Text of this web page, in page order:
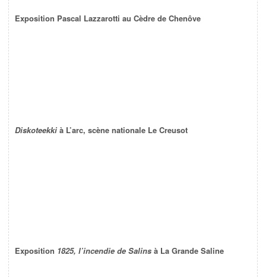
Exposition Pascal Lazzarotti au Cèdre de Chenôve
Diskoteekki à L’arc, scène nationale Le Creusot
Exposition 1825, l’incendie de Salins à La Grande Saline